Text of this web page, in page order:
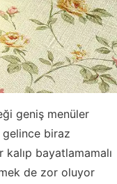
geniş menüler
biraz
bayatlamamalı
de zor oluyor